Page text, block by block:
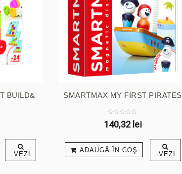
BUILD&
VEZI
SMARTMAX MY FIRST PIRATES
140,32 lei
ADAUGĂ ÎN COŞ VEZI